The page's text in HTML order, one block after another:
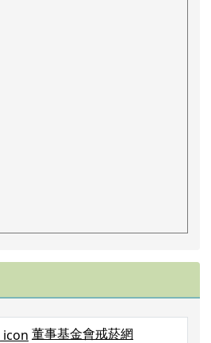
董事基金會戒菸網